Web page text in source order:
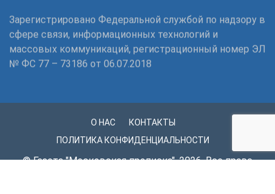
Зарегистрировано Федеральной службой по надзору в
сфере связи, информационных технологий и
массовых коммуникаций, регистрационный номер ЭЛ
№ ФС 77 – 73186 от 06.07.2018
О НАС
КОНТАКТЫ
ПОЛИТИКА КОНФИДЕНЦИАЛЬНОСТИ
© Газета "Московская прописка", 2026. Все права